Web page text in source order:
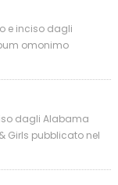
e inciso dagli
omonimo
dagli Alabama
Girls pubblicato nel